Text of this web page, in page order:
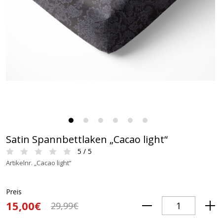
Satin Spannbettlaken „Cacao light“
5 / 5
Artikelnr. „Cacao light“
Preis
15,00€ 29,99€